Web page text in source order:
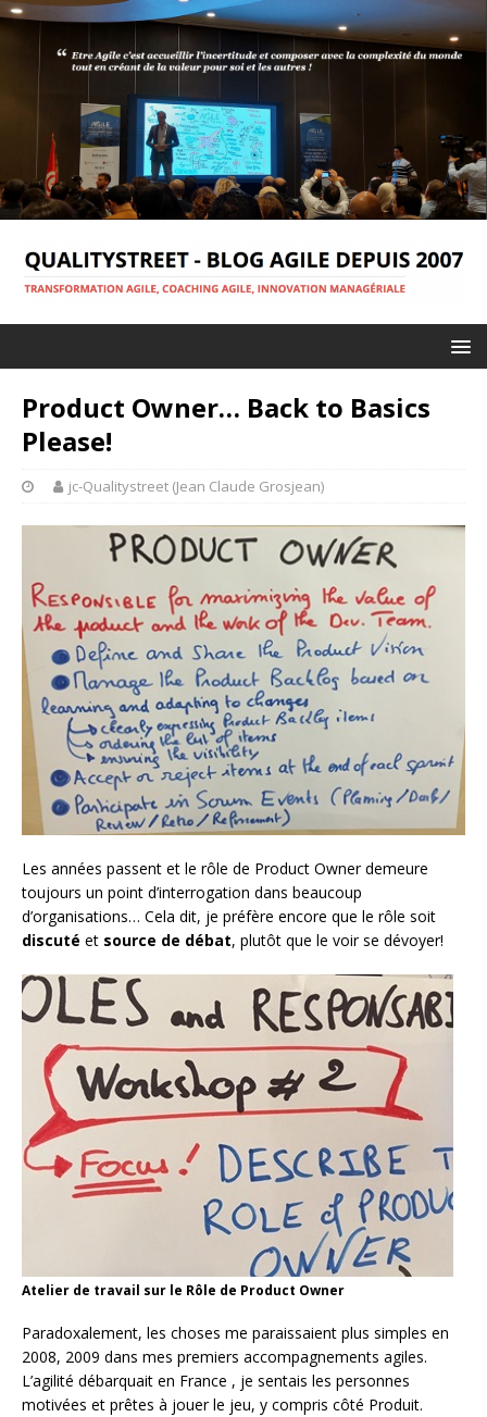
Product Owner… Back to Basics
Please!
jc-Qualitystreet (Jean Claude Grosjean)
Les années passent et le rôle de Product Owner demeure
toujours un point d’interrogation dans beaucoup
d’organisations… Cela dit, je préfère encore que le rôle soit
discuté et source de débat, plutôt que le voir se dévoyer!
Atelier de travail sur le Rôle de Product Owner
Paradoxalement, les choses me paraissaient plus simples en
2008, 2009 dans mes premiers accompagnements agiles.
L’agilité débarquait en France , je sentais les personnes
motivées et prêtes à jouer le jeu, y compris côté Produit.